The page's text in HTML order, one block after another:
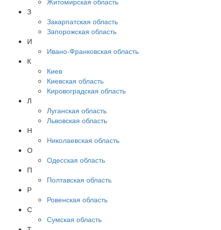
З
Закарпатская область
Запорожская область
И
Ивано-Франковская область
К
Киев
Киевская область
Кировоградская область
Л
Луганская область
Львовская область
Н
Николаевская область
О
Одесская область
П
Полтавская область
Р
Ровенская область
С
Сумская область